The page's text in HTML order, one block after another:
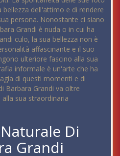
dell'attimo e di rendere
persona. Nonostante ci siano
Grandi è nuda o in cui ha
culo, la sua bellezza non è
affascinante e il suo
ulteriore fascino alla sua
informale è un'arte che ha
di questi momenti e di
Barbara Grandi va oltre
sua straordinaria
Di
Grandi